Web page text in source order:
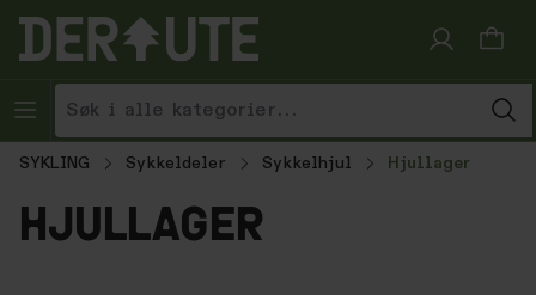
Hopp til innhold
SYKLING Sykkeldeler Sykkelhjul Hjullager
hjullager